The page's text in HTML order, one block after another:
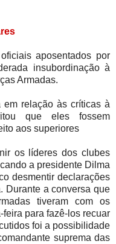
aposentados por
insubordinação à
Armadas.
em relação às críticas à
que eles fossem
aos superiores
os líderes dos clubes
a presidente Dilma
desmentir declarações
Durante a conversa que
tiveram com os
para fazê-los recuar
foi a possibilidade
suprema das